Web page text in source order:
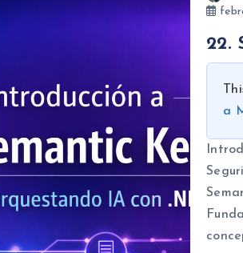
22.
a